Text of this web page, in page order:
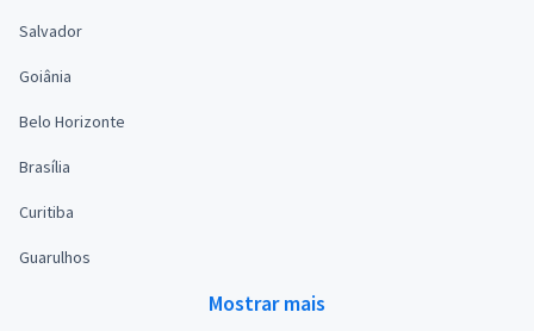
Salvador
Goiânia
Belo Horizonte
Brasília
Curitiba
Guarulhos
Mostrar mais